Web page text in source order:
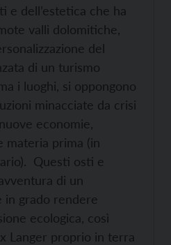
e dell’estetica che ha
valli dolomitiche,
del
di un turismo
i luoghi, si oppongono
minacciate da crisi
economie,
materia prima (in
Questi osti e
di un
in grado rendere
ecologica, così
Langer proprio in terra